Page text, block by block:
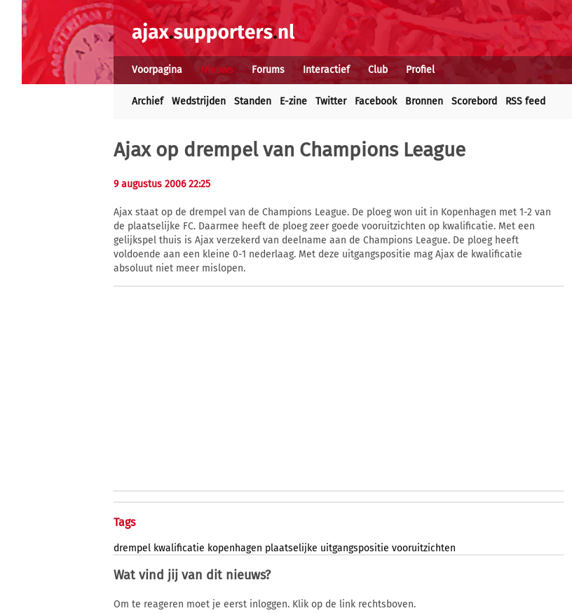
Voorpagina Nieuws Forums Interactief Club Profiel
Archief Wedstrijden Standen E-zine Twitter Facebook Bronnen Scorebord RSS feed
Ajax op drempel van Champions League
9 augustus 2006 22:25
Ajax staat op de drempel van de Champions League. De ploeg won uit in Kopenhagen met 1-2 van
de plaatselijke FC. Daarmee heeft de ploeg zeer goede vooruitzichten op kwalificatie. Met een
gelijkspel thuis is Ajax verzekerd van deelname aan de Champions League. De ploeg heeft
voldoende aan een kleine 0-1 nederlaag. Met deze uitgangspositie mag Ajax de kwalificatie
absoluut niet meer mislopen.
Tags
drempel kwalificatie kopenhagen plaatselijke uitgangspositie vooruitzichten
Wat vind jij van dit nieuws?
Om te reageren moet je eerst inloggen. Klik op de link rechtsboven.